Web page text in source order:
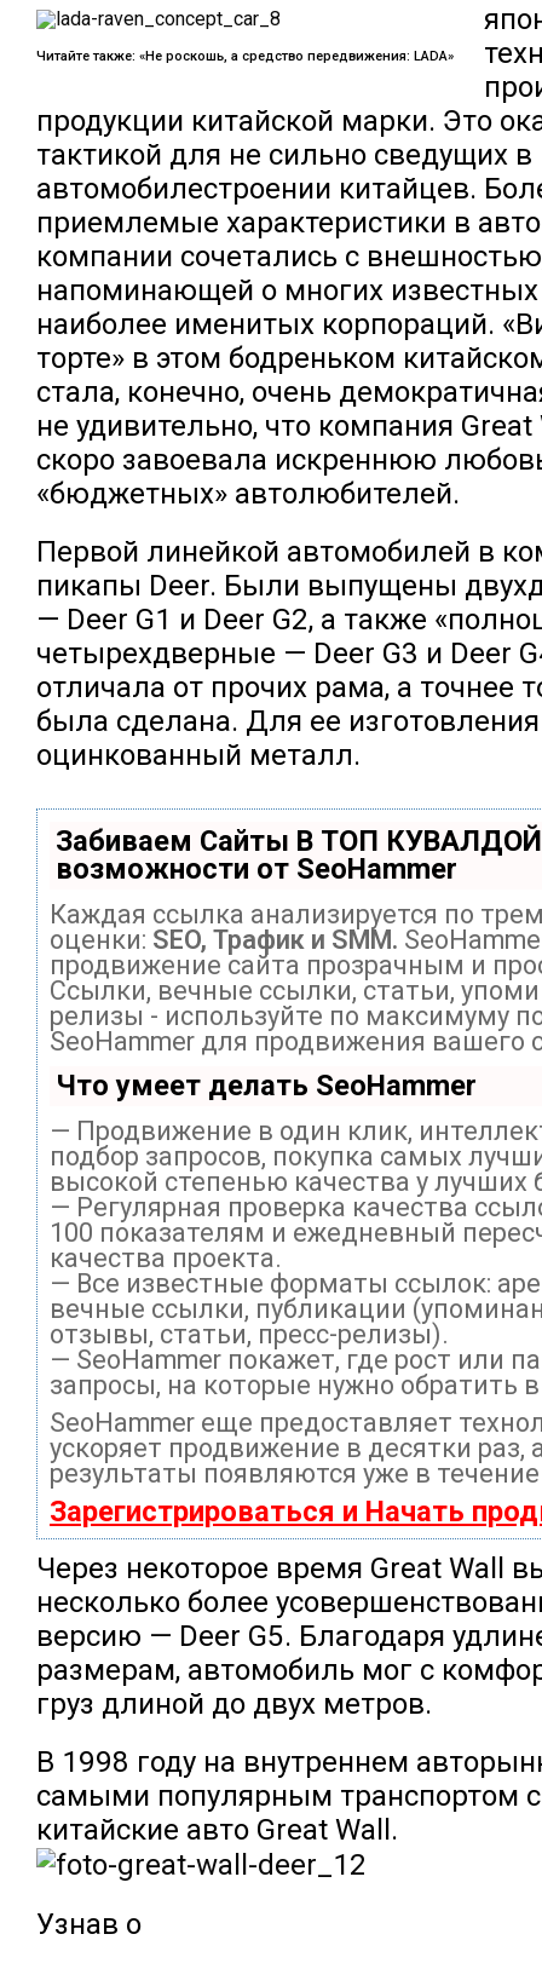
Читайте также: «Не роскошь, а средство передвижения: LADA»
продукции китайской марки. Это
тактикой для не сильно сведущих в
автомобилестроении китайцев.
приемлемые характеристики в
компании сочетались с
напоминающей о многих
наиболее именитых корпораций.
торте» в этом бодреньком
стала, конечно, очень
не удивительно, что компания Great
скоро завоевала искреннюю
«бюджетных» автолюбителей.
Первой линейкой автомобилей в
пикапы Deer. Были выпущены
— Deer G1 и Deer G2, а также
четырехдверные — Deer G3 и Deer
отличала от прочих рама, а точнее
была сделана. Для ее
оцинкованный металл.
Забиваем Сайты В ТОП
возможности от SeoHammer
Каждая ссылка анализируется по
оценки: SEO, Трафик и SMM.
продвижение сайта прозрачным и
Ссылки, вечные ссылки, статьи,
релизы - используйте по максимуму
SeoHammer для продвижения вашего
Что умеет делать SeoHammer
— Продвижение в один клик,
подбор запросов, покупка самых
высокой степенью качества у лучших
— Регулярная проверка качества
100 показателям и ежедневный
качества проекта.
— Все известные форматы ссылок:
вечные ссылки, публикации
отзывы, статьи, пресс-релизы).
— SeoHammer покажет, где рост или
запросы, на которые нужно обратить
SeoHammer еще предоставляет
ускоряет продвижение в десятки раз,
результаты появляются уже в
Зарегистрироваться и Начать
Через некоторое время Great Wall
несколько более
версию — Deer G5. Благодаря
размерам, автомобиль мог с
груз длиной до двух метров.
В 1998 году на внутреннем
самыми популярным транспортом
китайские авто Great Wall.
Узнав о